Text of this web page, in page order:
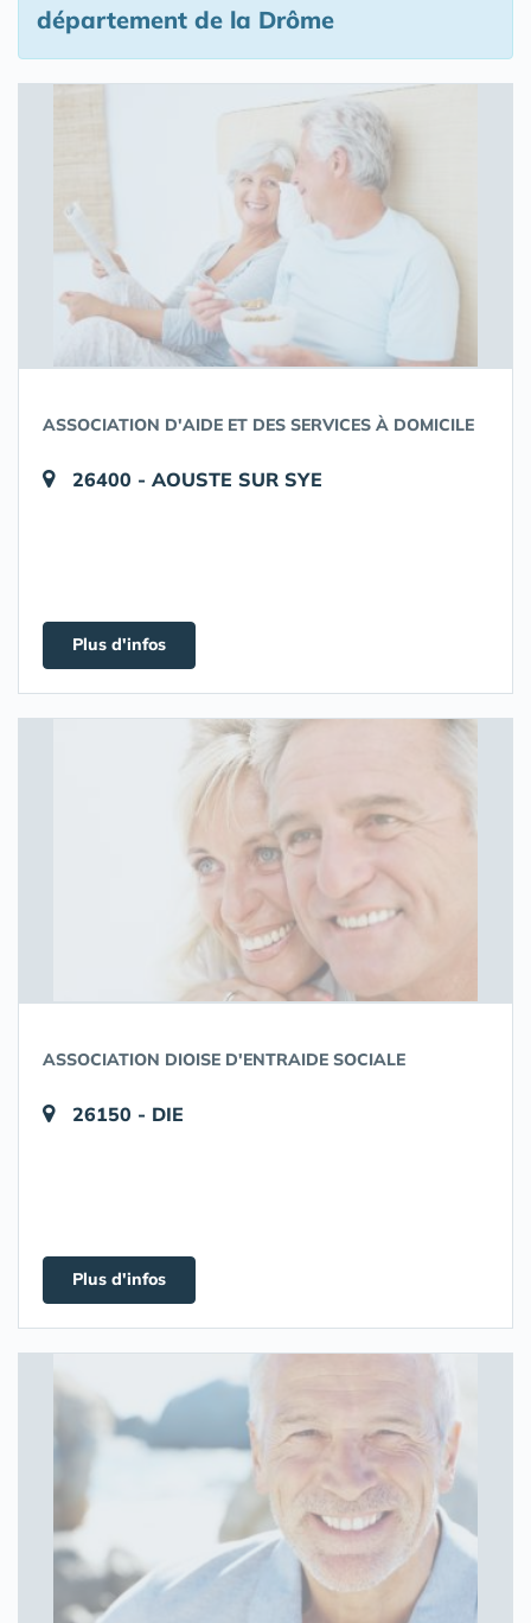
département de la Drôme
ASSOCIATION D'AIDE ET DES SERVICES À DOMICILE
26400 - AOUSTE SUR SYE
Plus d'infos
ASSOCIATION DIOISE D'ENTRAIDE SOCIALE
26150 - DIE
Plus d'infos